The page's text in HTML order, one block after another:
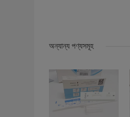
অন্যান্য পণ্যসমূহ